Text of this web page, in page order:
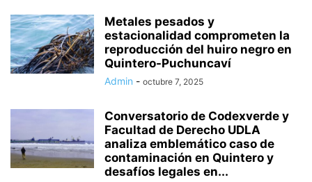
Metales pesados y
estacionalidad comprometen la
reproducción del huiro negro en
Quintero-Puchuncaví
Admin - octubre 7, 2025
Conversatorio de Codexverde y
Facultad de Derecho UDLA
analiza emblemático caso de
contaminación en Quintero y
desafíos legales en...